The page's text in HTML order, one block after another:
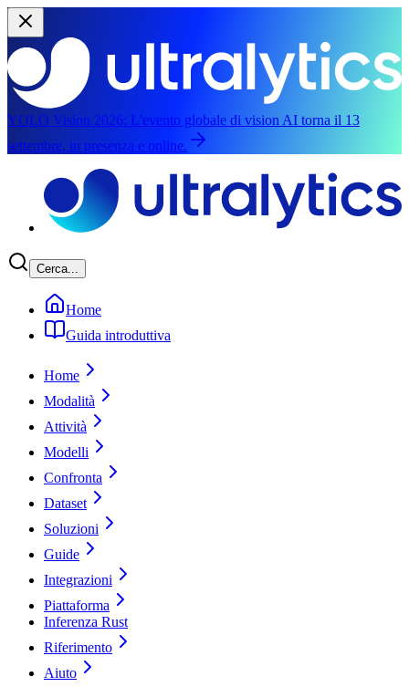
YOLO Vision 2026: L'evento globale di vision AI torna il 13
settembre, in presenza e online.
Cerca...
Home
Guida introduttiva
Home
Modalità
Attività
Modelli
Confronta
Dataset
Soluzioni
Guide
Integrazioni
Piattaforma
Inferenza Rust
Riferimento
Aiuto